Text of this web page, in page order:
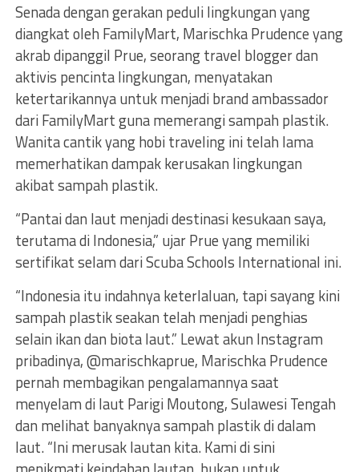
Senada dengan gerakan peduli lingkungan yang
diangkat oleh FamilyMart, Marischka Prudence yang
akrab dipanggil Prue, seorang travel blogger dan
aktivis pencinta lingkungan, menyatakan
ketertarikannya untuk menjadi brand ambassador
dari FamilyMart guna memerangi sampah plastik.
Wanita cantik yang hobi traveling ini telah lama
memerhatikan dampak kerusakan lingkungan
akibat sampah plastik.
“Pantai dan laut menjadi destinasi kesukaan saya,
terutama di Indonesia,” ujar Prue yang memiliki
sertifikat selam dari Scuba Schools International ini.
“Indonesia itu indahnya keterlaluan, tapi sayang kini
sampah plastik seakan telah menjadi penghias
selain ikan dan biota laut.” Lewat akun lnstagram
pribadinya, @marischkaprue, Marischka Prudence
pernah membagikan pengalamannya saat
menyelam di laut Parigi Moutong, Sulawesi Tengah
dan melihat banyaknya sampah plastik di dalam
laut. “lni merusak lautan kita. Kami di sini